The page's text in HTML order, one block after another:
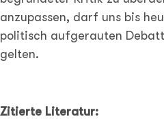
anzupassen, darf uns bis
politisch aufgerauten
gelten.
Zitierte Literatur: